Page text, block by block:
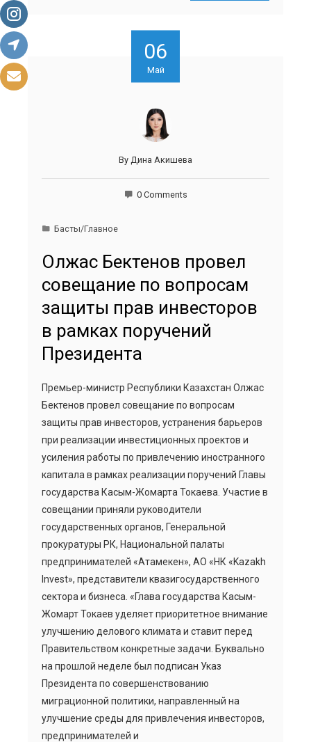
06
Май
By Дина Акишева
0 Comments
Басты/Главное
Олжас Бектенов провел
совещание по вопросам
защиты прав инвесторов
в рамках поручений
Президента
Премьер-министр Республики Казахстан Олжас
Бектенов провел совещание по вопросам
защиты прав инвесторов, устранения барьеров
при реализации инвестиционных проектов и
усиления работы по привлечению иностранного
капитала в рамках реализации поручений Главы
государства Касым-Жомарта Токаева. Участие в
совещании приняли руководители
государственных органов, Генеральной
прокуратуры РК, Национальной палаты
предпринимателей «Атамекен», АО «НК «Kazakh
Invest», представители квазигосударственного
сектора и бизнеса. «Глава государства Касым-
Жомарт Токаев уделяет приоритетное внимание
улучшению делового климата и ставит перед
Правительством конкретные задачи. Буквально
на прошлой неделе был подписан Указ
Президента по совершенствованию
миграционной политики, направленный на
улучшение среды для привлечения инвесторов,
предпринимателей и